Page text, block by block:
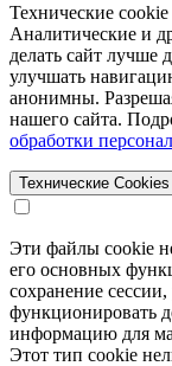
Технические
Аналитические и
делать сайт лучше
улучшать
анонимны.
нашего сайта.
обработки
Технические Cookies
Эти файлы cookie
его основных
сохранение
функционировать
информацию для
Этот тип cookie